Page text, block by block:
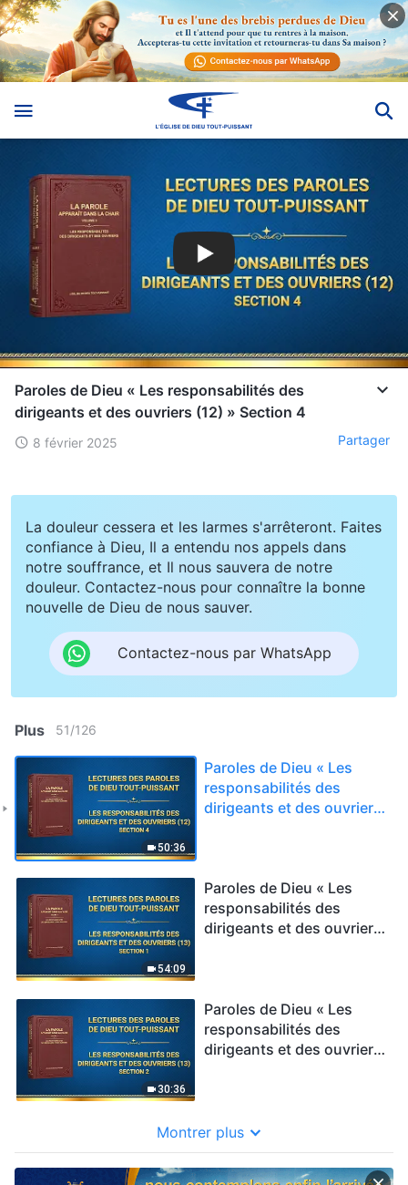
Paroles de Dieu « Les responsabilités des
dirigeants et des ouvriers (12) » Section 4
8 février 2025 Partager
La douleur cessera et les larmes s'arrêteront. Faites
confiance à Dieu, Il a entendu nos appels dans
notre souffrance, et Il nous sauvera de notre
douleur. Contactez-nous pour connaître la bonne
nouvelle de Dieu de nous sauver.
Contactez-nous par WhatsApp
Plus 51/126
50:36
Paroles de Dieu « Les
responsabilités des
dirigeants et des ouvriers
54:09
Paroles de Dieu « Les
responsabilités des
dirigeants et des ouvriers
30:36
Paroles de Dieu « Les
responsabilités des
dirigeants et des ouvriers
Montrer plus